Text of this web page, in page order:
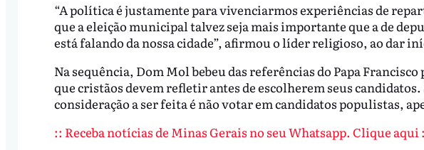
“A política é justamente para vivenciarmos experiências de
que a eleição municipal talvez seja mais importante que a de
está falando da nossa cidade”, afirmou o líder religioso, ao dar
Na sequência, Dom Mol bebeu das referências do Papa
que cristãos devem refletir antes de escolherem seus
consideração a ser feita é não votar em candidatos populistas,
:: Receba notícias de Minas Gerais no seu Whatsapp. Clique aqui